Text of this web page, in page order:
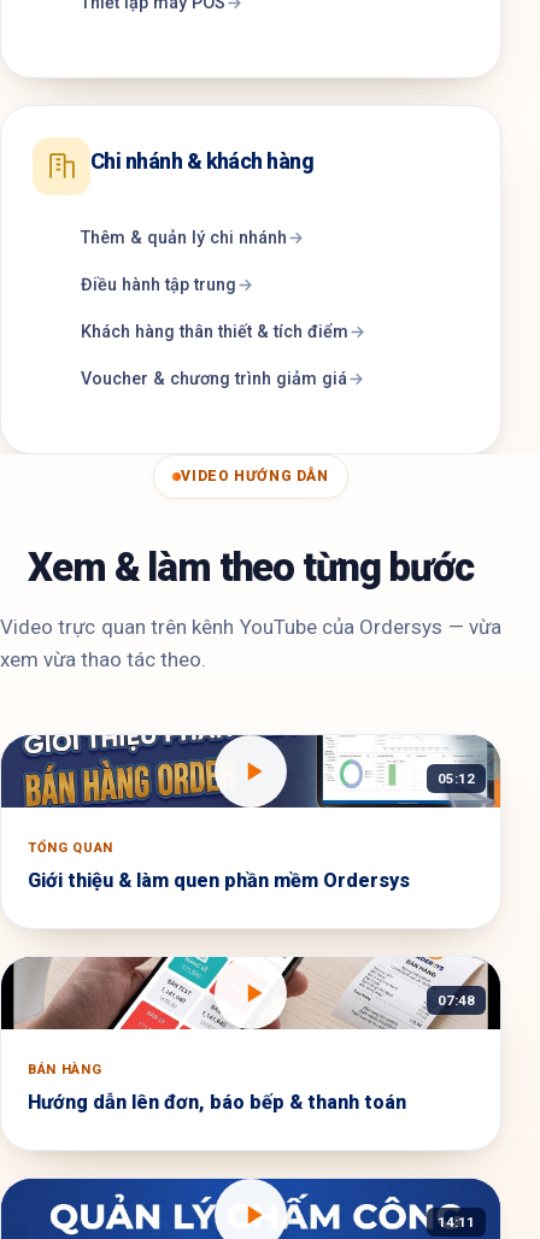
Chi nhánh & khách hàng
Thêm & quản lý chi nhánh
Điều hành tập trung
Khách hàng thân thiết & tích điểm
Voucher & chương trình giảm giá
VIDEO HƯỚNG DẪN
Xem & làm theo từng bước
Video trực quan trên kênh YouTube của Ordersys — vừa
xem vừa thao tác theo.
05:12
TỔNG QUAN
Giới thiệu & làm quen phần mềm Ordersys
07:48
BÁN HÀNG
Hướng dẫn lên đơn, báo bếp & thanh toán
14:11